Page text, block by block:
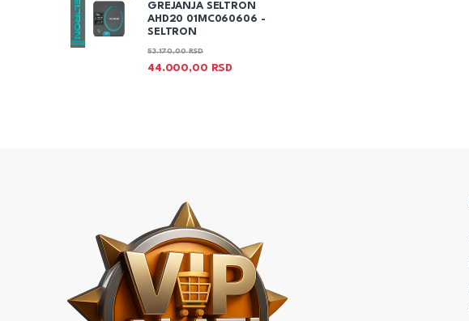
GREJANJA SELTRON
AHD20 01MC060606 -
SELTRON
44.000,00 RSD
53.170,00RSD